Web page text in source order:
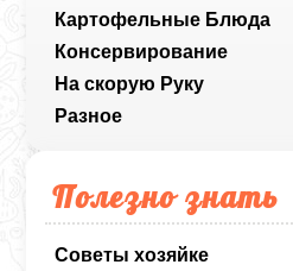
Картофельные Блюда
Консервирование
На скорую Руку
Разное
Полезно знать
Советы хозяйке